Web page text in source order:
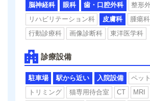
脳神経科
眼科 歯・口腔外科
整形
リハビリテーション科
皮膚科 腫瘍科
行動診療科
画像診断科 東洋医学科
診療設備
駐車場 駅から近い 入院設備
ペッ
トリミング
猫専用待合室 CT MRI